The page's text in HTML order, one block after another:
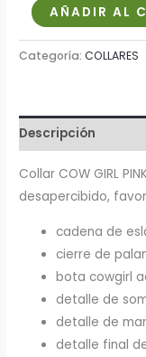
AÑADIR AL
Categoría:COLLARES
Descripción
Collar COW GIRL
desapercibido,
cadena de
cierre de
bota cowgirl
detalle de
detalle de
detalle final